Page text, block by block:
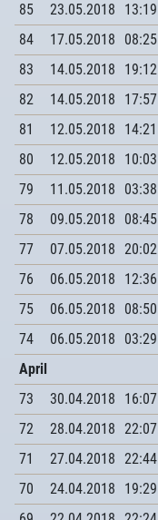
85
23.05.2018 13:19
84
17.05.2018 08:25
83
14.05.2018 19:12
82
14.05.2018 17:57
81
12.05.2018 14:21
80
12.05.2018 10:03
79
11.05.2018 03:38
78
09.05.2018 08:45
77
07.05.2018 20:02
76
06.05.2018 12:36
75
06.05.2018 08:50
74
06.05.2018 03:29
April
73
30.04.2018 16:07
72
28.04.2018 22:07
71
27.04.2018 22:44
70
24.04.2018 19:29